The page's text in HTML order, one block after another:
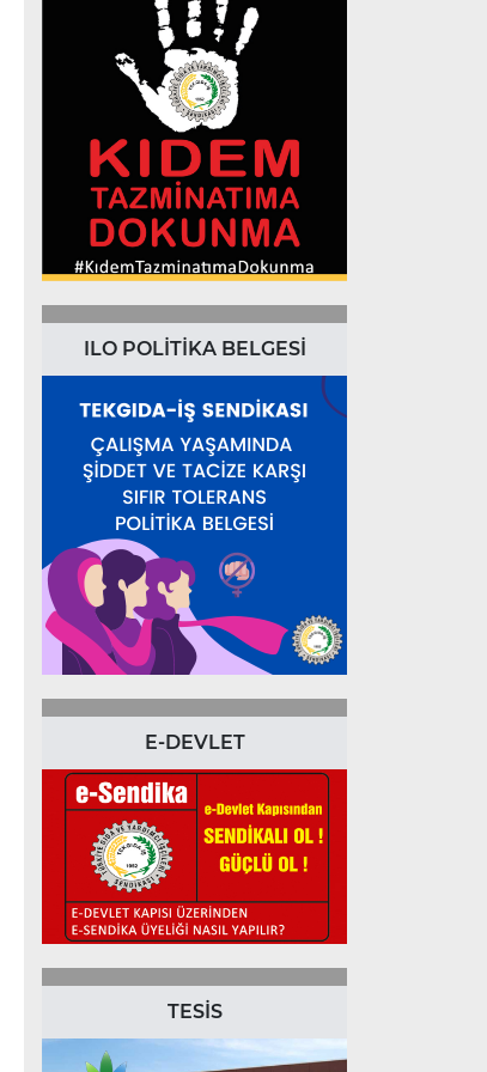
ILO POLİTİKA BELGESİ
E-DEVLET
TESİS